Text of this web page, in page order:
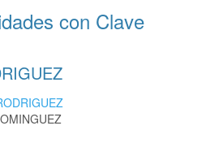
con Clave